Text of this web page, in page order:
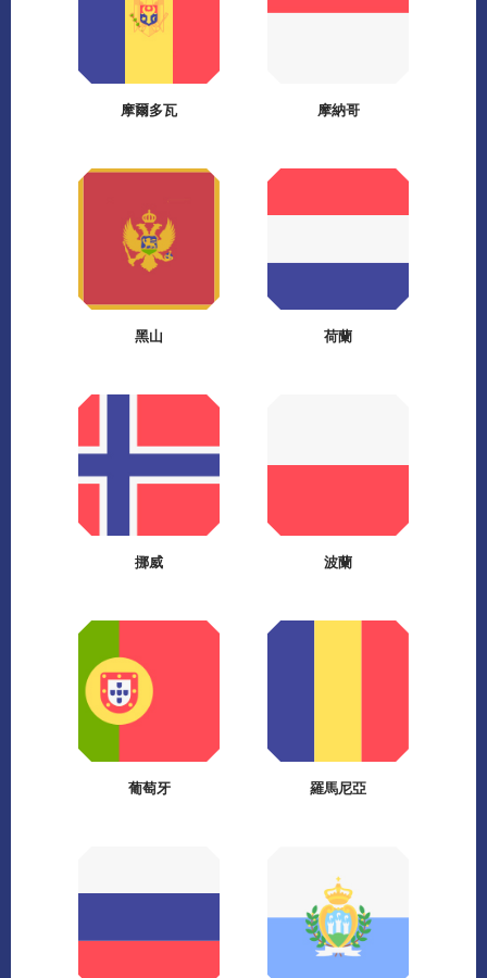
摩爾多瓦 摩納哥
黑山 荷蘭
挪威 波蘭
葡萄牙 羅馬尼亞